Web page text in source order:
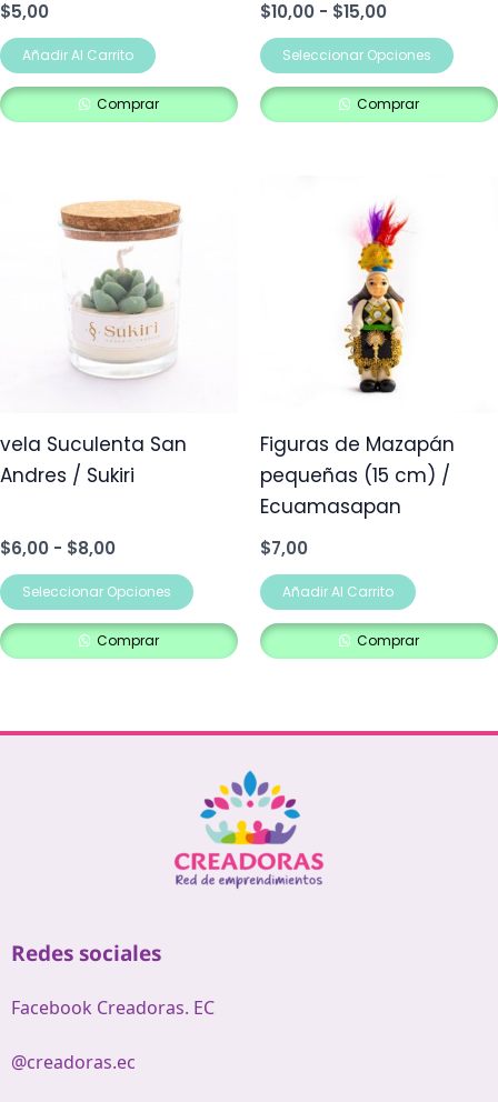
$5,00
Añadir Al Carrito
Comprar
$10,00 - $15,00
Seleccionar Opciones
de
Comprar
vela Suculenta San
Andres / Sukiri
$6,00 - $8,00
de
precios:
desde
$6,00
hasta
$8,00
Seleccionar Opciones
pueden
de
producto
Comprar
Figuras de Mazapán
pequeñas (15 cm) /
Ecuamasapan
$7,00
Añadir Al Carrito
Comprar
Redes sociales
Facebook Creadoras. EC
@creadoras.ec